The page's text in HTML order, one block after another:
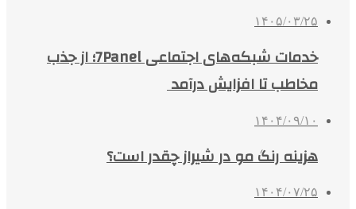
۱۴۰۵/۰۳/۲۵
خدمات شبکه‌های اجتماعی 7Panel؛ از جذب
مخاطب تا افزایش درآمد
۱۴۰۴/۰۹/۱۰
هزینه رنگ مو در شیراز چقدر است؟
۱۴۰۴/۰۷/۲۵